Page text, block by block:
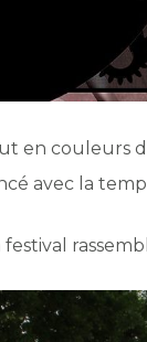
en couleurs
avec la
festival